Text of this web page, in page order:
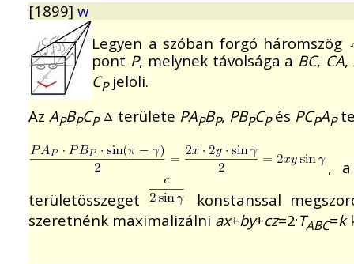
[1899] w
Legyen a szóban forgó háromszög
pont P, melynek távolsága a BC, CA,
CPjelöli.
Az APBPCP területe PAPBP, PBPCPés PCPAP
, a
területösszeget
konstanssal
szeretnénk maximalizálni ax+by+cz=2.TABC=k